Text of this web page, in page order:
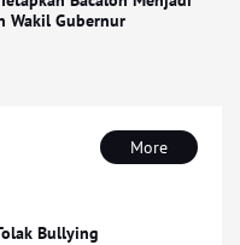
Wakil Gubernur
More
Bullying